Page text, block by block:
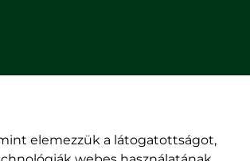
elemezzük a látogatottságot,